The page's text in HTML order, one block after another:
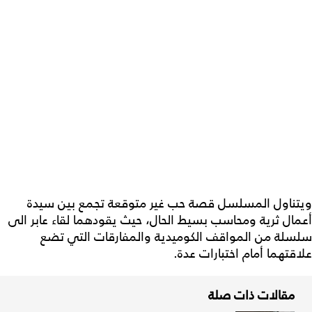
ويتناول المسلسل قصة حب غير متوقعة تجمع بين سيدة
أعمال ثرية ومحاسب بسيط الحال، حيث يقودهما لقاء عابر الى
سلسلة من المواقف الكوميدية والمفارقات التي تضع
علاقتهما أمام اختبارات عدة.
مقالات ذات صلة